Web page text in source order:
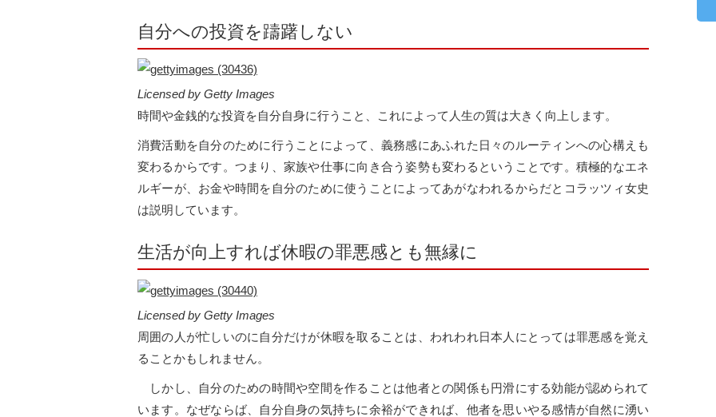
自分への投資を躊躇しない
Licensed by Getty Images
時間や金銭的な投資を自分自身に行うこと、これによって人生の質は大きく向上します。
消費活動を自分のために行うことによって、義務感にあふれた日々のルーティンへの心構えも
変わるからです。つまり、家族や仕事に向き合う姿勢も変わるということです。積極的なエネ
ルギーが、お金や時間を自分のために使うことによってあがなわれるからだとコラッツィ女史
は説明しています。
生活が向上すれば休暇の罪悪感とも無縁に
Licensed by Getty Images
周囲の人が忙しいのに自分だけが休暇を取ることは、われわれ日本人にとっては罪悪感を覚え
ることかもしれません。
しかし、自分のための時間や空間を作ることは他者との関係も円滑にする効能が認められて
います。なぜならば、自分自身の気持ちに余裕ができれば、他者を思いやる感情が自然に湧い